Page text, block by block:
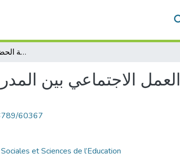
العمل الاجتماعي بين المدرسة العربية والمدرسة الحضارية الاسلامية الحديثة
العمل الاجتماعي بين
60367
et Sciences de l’Education